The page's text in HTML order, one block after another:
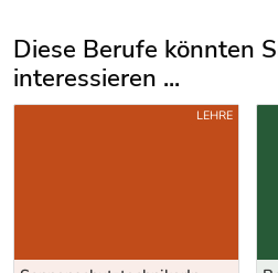
Diese Berufe könnten
interessieren ...
Uber weitere Berufsvorschläge
LEHRE